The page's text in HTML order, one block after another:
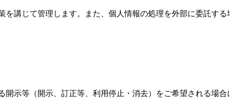
を講じて管理します。また、個人情報の処理を外部に委託す
示等（開示、訂正等、利用停止・消去）をご希望される場合